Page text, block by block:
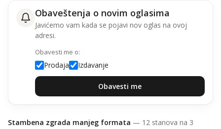
Obaveštenja o novim oglasima
Javićemo vam kada se pojavi nov oglas na ovoj
adresi.
Obavesti me o:
Prodaja Izdavanje
Obavesti me
Stambena zgrada manjeg formata — 12 stanova na 3